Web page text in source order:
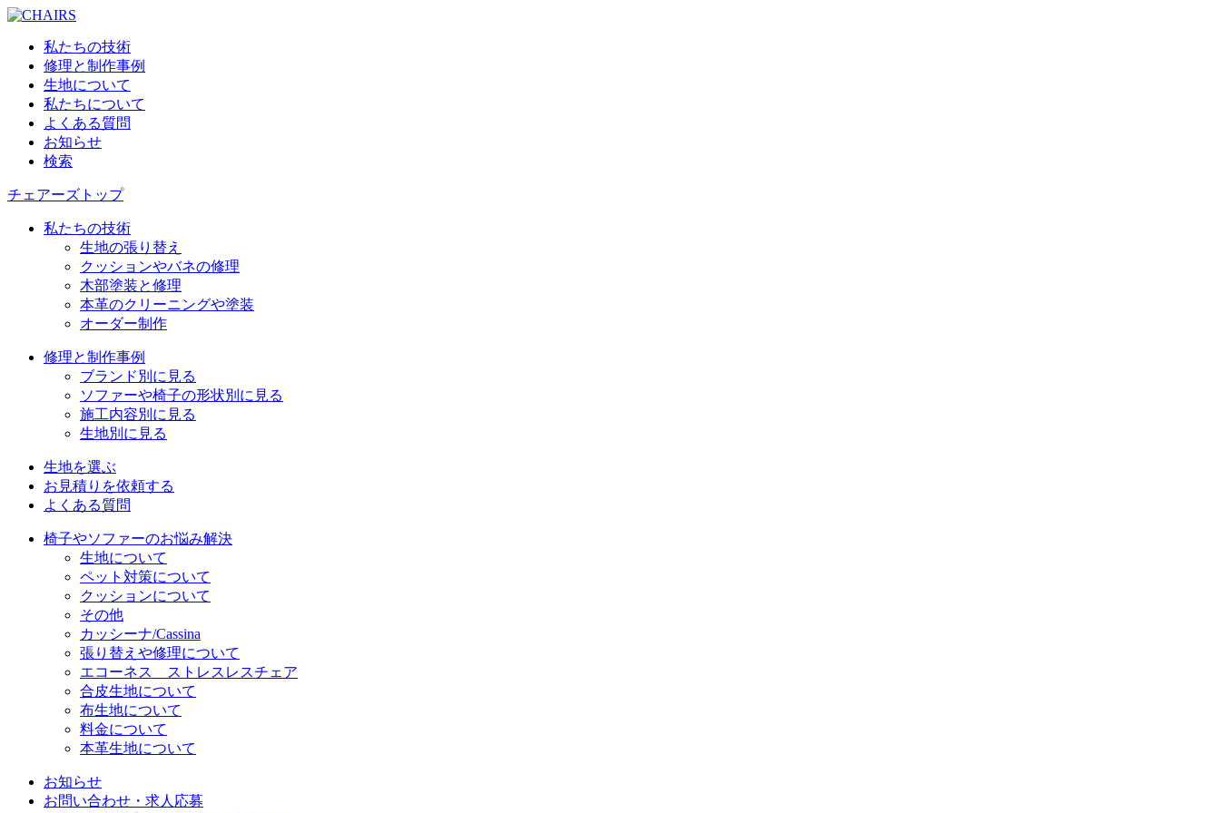
私たちの技術
修理と制作事例
生地について
私たちについて
よくある質問
お知らせ
検索
チェアーズトップ
私たちの技術
生地の張り替え
クッションやバネの修理
木部塗装と修理
本革のクリーニングや塗装
オーダー制作
修理と制作事例
ブランド別に見る
ソファーや椅子の形状別に見る
施工内容別に見る
生地別に見る
生地を選ぶ
お見積りを依頼する
よくある質問
椅子やソファーのお悩み解決
生地について
ペット対策について
クッションについて
その他
カッシーナ/Cassina
張り替えや修理について
エコーネス ストレスレスチェア
合皮生地について
布生地について
料金について
本革生地について
お知らせ
お問い合わせ・求人応募